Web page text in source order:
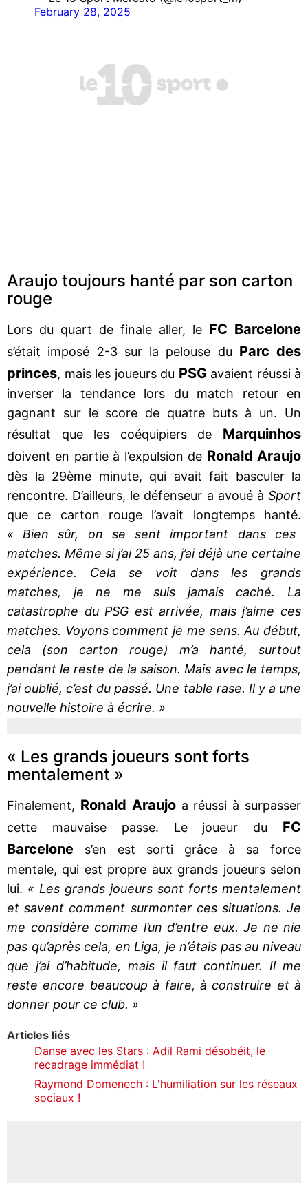
February 28, 2025
Araujo toujours hanté par son carton
rouge
Lors du quart de finale aller, le FC Barcelone
s’était imposé 2-3 sur la pelouse du Parc des
princes, mais les joueurs du PSG avaient réussi à
inverser la tendance lors du match retour en
gagnant sur le score de quatre buts à un. Un
résultat que les coéquipiers de Marquinhos
doivent en partie à l’expulsion de Ronald Araujo
dès la 29ème minute, qui avait fait basculer la
rencontre. D’ailleurs, le défenseur a avoué à Sport
que ce carton rouge l’avait longtemps hanté.
« Bien sûr, on se sent important dans ces
matches. Même si j’ai 25 ans, j’ai déjà une certaine
expérience. Cela se voit dans les grands
matches, je ne me suis jamais caché. La
catastrophe du PSG est arrivée, mais j’aime ces
matches. Voyons comment je me sens. Au début,
cela (son carton rouge) m’a hanté, surtout
pendant le reste de la saison. Mais avec le temps,
j’ai oublié, c’est du passé. Une table rase. Il y a une
nouvelle histoire à écrire. »
« Les grands joueurs sont forts
mentalement »
Finalement, Ronald Araujo a réussi à surpasser
cette mauvaise passe. Le joueur du FC
Barcelone s’en est sorti grâce à sa force
mentale, qui est propre aux grands joueurs selon
lui. « Les grands joueurs sont forts mentalement
et savent comment surmonter ces situations. Je
me considère comme l’un d’entre eux. Je ne nie
pas qu’après cela, en Liga, je n’étais pas au niveau
que j’ai d’habitude, mais il faut continuer. Il me
reste encore beaucoup à faire, à construire et à
donner pour ce club. »
Articles liés
Danse avec les Stars : Adil Rami désobéit, le
recadrage immédiat !
Raymond Domenech : L'humiliation sur les réseaux
sociaux !